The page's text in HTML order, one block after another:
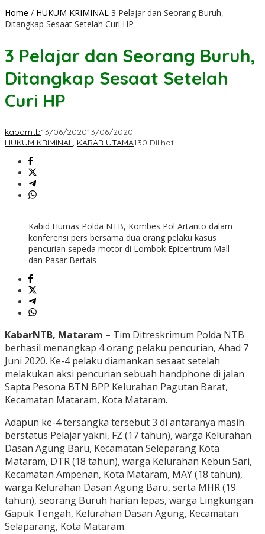
Home / HUKUM KRIMINAL 3 Pelajar dan Seorang Buruh,
Ditangkap Sesaat Setelah Curi HP
3 Pelajar dan Seorang Buruh,
Ditangkap Sesaat Setelah
Curi HP
kabarntb13/06/202013/06/2020
HUKUM KRIMINAL, KABAR UTAMA130 Dilihat
Kabid Humas Polda NTB, Kombes Pol Artanto dalam
konferensi pers bersama dua orang pelaku kasus
pencurian sepeda motor di Lombok Epicentrum Mall
dan Pasar Bertais
KabarNTB, Mataram – Tim Ditreskrimum Polda NTB
berhasil menangkap 4 orang pelaku pencurian, Ahad 7
Juni 2020. Ke-4 pelaku diamankan sesaat setelah
melakukan aksi pencurian sebuah handphone di jalan
Sapta Pesona BTN BPP Kelurahan Pagutan Barat,
Kecamatan Mataram, Kota Mataram.
Adapun ke-4 tersangka tersebut 3 di antaranya masih
berstatus Pelajar yakni, FZ (17 tahun), warga Kelurahan
Dasan Agung Baru, Kecamatan Seleparang Kota
Mataram, DTR (18 tahun), warga Kelurahan Kebun Sari,
Kecamatan Ampenan, Kota Mataram, MAY (18 tahun),
warga Kelurahan Dasan Agung Baru, serta MHR (19
tahun), seorang Buruh harian lepas, warga Lingkungan
Gapuk Tengah, Kelurahan Dasan Agung, Kecamatan
Selaparang, Kota Mataram.